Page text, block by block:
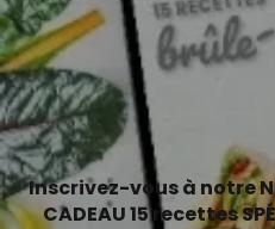
Inscrivez-vous à notre
CADEAU 15 recettes